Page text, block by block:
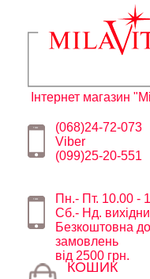
Інтернет магазин
(068)24-72-073
Viber
(099)25-20-551
Пн.- Пт. 10.00 -
Сб.- Нд.
Безкоштовна
замовлень
від 2500 грн.
КОШИК